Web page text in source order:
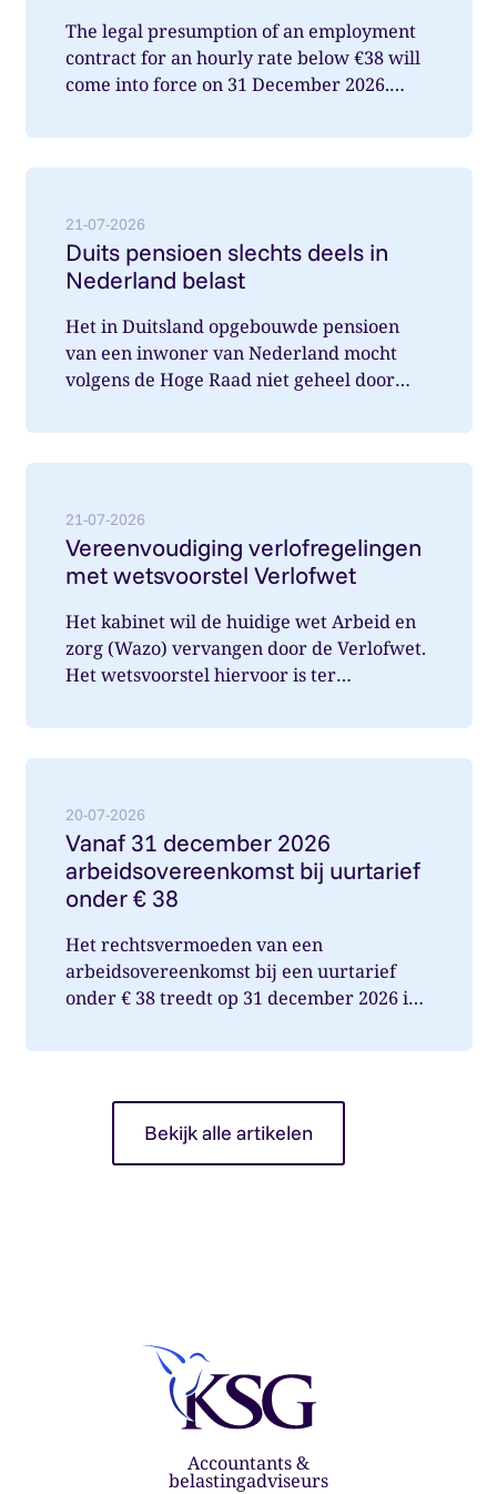
The legal presumption of an employment
contract for an hourly rate below €38 will
come into force on 31 December 2026.
21-07-2026
Duits pensioen slechts deels in
Nederland belast
Het in Duitsland opgebouwde pensioen
van een inwoner van Nederland mocht
volgens de Hoge Raad niet geheel door
21-07-2026
Vereenvoudiging verlofregelingen
met wetsvoorstel Verlofwet
Het kabinet wil de huidige wet Arbeid en
zorg (Wazo) vervangen door de Verlofwet.
Het wetsvoorstel hiervoor is ter
20-07-2026
Vanaf 31 december 2026
arbeidsovereenkomst bij uurtarief
onder € 38
Het rechtsvermoeden van een
arbeidsovereenkomst bij een uurtarief
onder € 38 treedt op 31 december 2026 in
Bekijk alle artikelen
Accountants &
belastingadviseurs